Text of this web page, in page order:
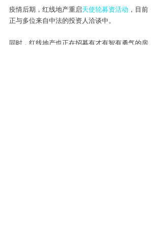
疫情后期，红线地产重启天使轮募资活动 ，目前
正与多位来自中法的投资人洽谈中。
同时，红线地产也正在招募有才有智有勇气的房